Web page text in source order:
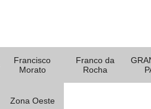
Francisco
Morato
Franco da
Rocha
Zona Oeste